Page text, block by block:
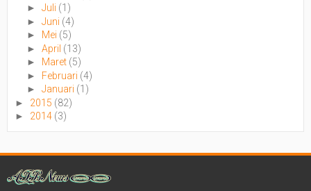
► Juli (1)
► Juni (4)
► Mei (5)
► April (13)
► Maret (5)
► Februari (4)
► Januari (1)
► 2015 (82)
► 2014 (3)